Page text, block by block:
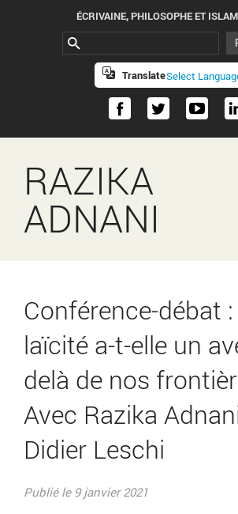
ÉCRIVAINE, PHILOSOPHE ET
TranslateSelect
RAZIKA
ADNANI
Conférence-débat
laïcité a-t-elle un
delà de nos
Avec Razika
Didier Leschi
Publié le 9 janvier 2021